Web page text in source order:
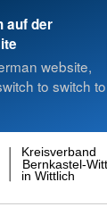
auf der
website,
to switch to
in Wittlich
Bernkastel-
Kreisverband